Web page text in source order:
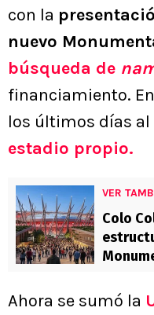
con la
nuevo
búsqueda de
financiamiento.
los últimos días al
estadio propio.
VER
Colo
Ahora se sumó la